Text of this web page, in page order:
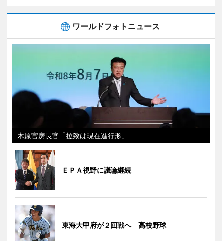
ワールドフォトニュース
木原官房長官「拉致は現在進行形」
ＥＰＡ視野に議論継続
東海大甲府が２回戦へ 高校野球